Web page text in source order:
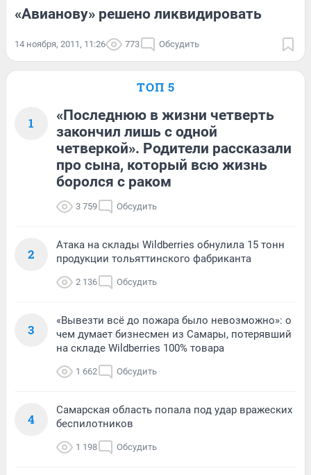
«Авианову» решено ликвидировать
14 ноября, 2011, 11:26 773 Обсудить
ТОП 5
1
«Последнюю в жизни четверть
закончил лишь с одной
четверкой». Родители рассказали
про сына, который всю жизнь
боролся с раком
3 759 Обсудить
2
Атака на склады Wildberries обнулила 15 тонн
продукции тольяттинского фабриканта
2 136 Обсудить
3
«Вывезти всё до пожара было невозможно»: о
чем думает бизнесмен из Самары, потерявший
на складе Wildberries 100% товара
1 662 Обсудить
4
Самарская область попала под удар вражеских
беспилотников
1 198 Обсудить